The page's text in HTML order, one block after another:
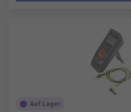
Auf Lager